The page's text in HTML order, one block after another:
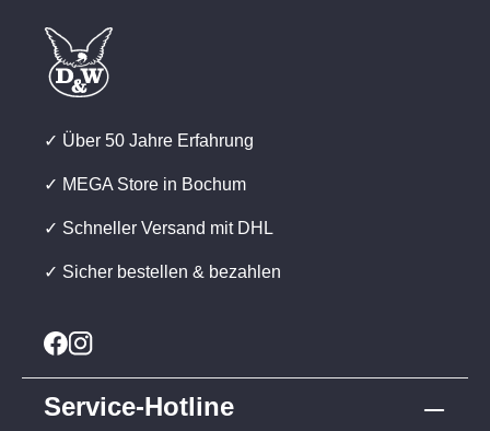
✓ Über 50 Jahre Erfahrung
✓ MEGA Store in Bochum
✓ Schneller Versand mit DHL
✓ Sicher bestellen & bezahlen
Service-Hotline